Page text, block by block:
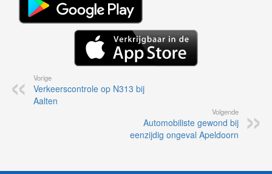
Vorige
Verkeerscontrole op N313 bij
Aalten
Volgende
Automobiliste gewond bij
eenzijdig ongeval Apeldoorn